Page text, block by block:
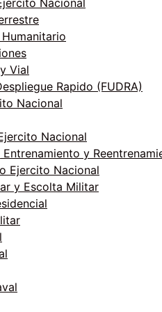
Nacional
Vial
Rapido (FUDRA)
Nacional
Nacional
y
Ejercito Nacional
y Escolta Militar